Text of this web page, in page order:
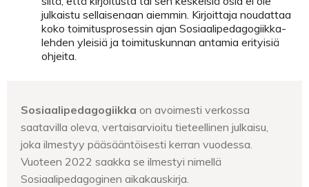
julkaistu sellaisenaan aiemmin. Kirjoittaja noudattaa
koko toimitusprosessin ajan Sosiaalipedagogiikka-
lehden yleisiä ja toimituskunnan antamia erityisiä
ohjeita.
Sosiaalipedagogiikka on avoimesti verkossa
saatavilla oleva, vertaisarvioitu tieteellinen julkaisu,
joka ilmestyy pääsääntöisesti kerran vuodessa.
Vuoteen 2022 saakka se ilmestyi nimellä
Sosiaalipedagoginen aikakauskirja.